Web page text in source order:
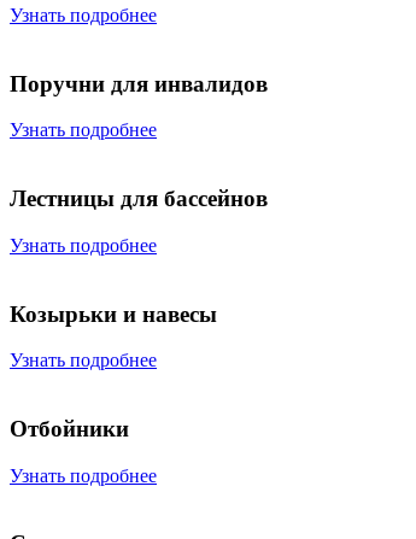
Узнать подробнее
Поручни для инвалидов
Узнать подробнее
Лестницы для бассейнов
Узнать подробнее
Козырьки и навесы
Узнать подробнее
Отбойники
Узнать подробнее